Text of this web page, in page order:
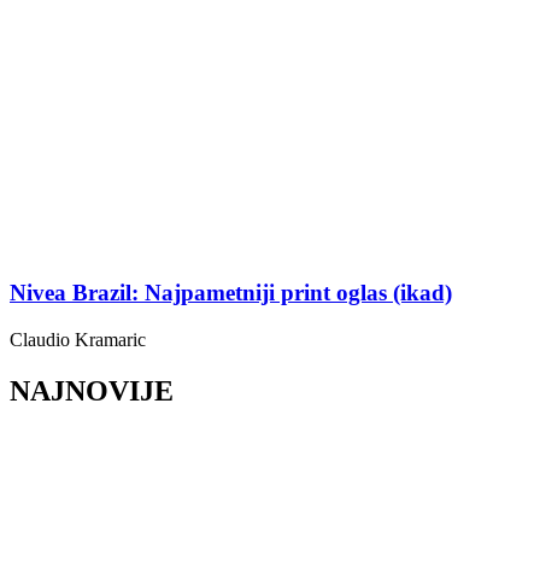
Nivea Brazil: Najpametniji print oglas (ikad)
Claudio Kramaric
NAJNOVIJE